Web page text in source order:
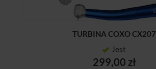
TURBINA COXO CX207
Jest
299,00 zł